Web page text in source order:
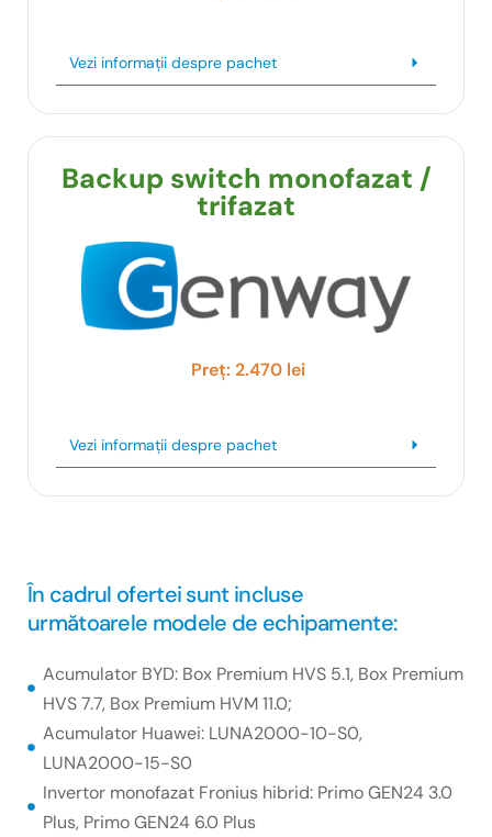
Vezi informații despre pachet
Backup switch monofazat /
trifazat
Preț: 2.470 lei
Vezi informații despre pachet
În cadrul ofertei sunt incluse
următoarele modele de echipamente:
Acumulator BYD: Box Premium HVS 5.1, Box Premium
HVS 7.7, Box Premium HVM 11.0;
Acumulator Huawei: LUNA2000-10-S0,
LUNA2000-15-S0
Invertor monofazat Fronius hibrid: Primo GEN24 3.0
Plus, Primo GEN24 6.0 Plus